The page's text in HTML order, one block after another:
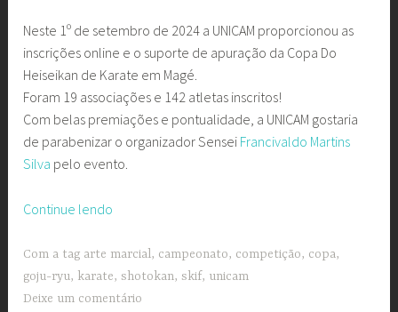
Neste 1º de setembro de 2024 a UNICAM proporcionou as
inscrições online e o suporte de apuração da Copa Do
Heiseikan de Karate em Magé.
Foram 19 associações e 142 atletas inscritos!
Com belas premiações e pontualidade, a UNICAM gostaria
de parabenizar o organizador Sensei Francivaldo Martins
Silva pelo evento.
Continue lendo
Heiseikan
encerra
uma
Com a tag arte marcial, campeonato, competição, copa,
goju-ryu, karate,shotokan,skif, unicam
Deixe um comentário